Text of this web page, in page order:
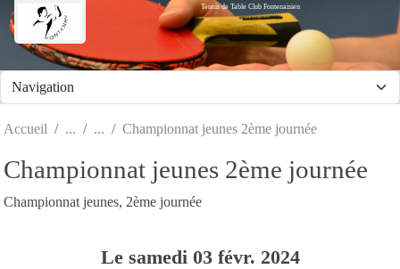
Tennis de Table Club Fontenaisien
Accueil Championnat jeunes 2ème journée
Championnat jeunes 2ème journée
Championnat jeunes, 2ème journée
Le samedi 03 févr. 2024
Panneau de gestion des cookies